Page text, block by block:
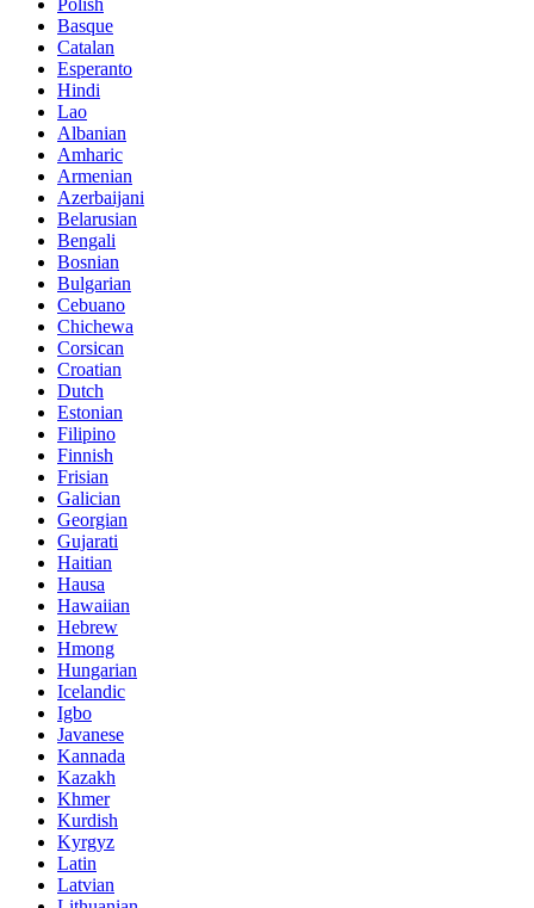
Polish
Basque
Catalan
Esperanto
Hindi
Lao
Albanian
Amharic
Armenian
Azerbaijani
Belarusian
Bengali
Bosnian
Bulgarian
Cebuano
Chichewa
Corsican
Croatian
Dutch
Estonian
Filipino
Finnish
Frisian
Galician
Georgian
Gujarati
Haitian
Hausa
Hawaiian
Hebrew
Hmong
Hungarian
Icelandic
Igbo
Javanese
Kannada
Kazakh
Khmer
Kurdish
Kyrgyz
Latin
Latvian